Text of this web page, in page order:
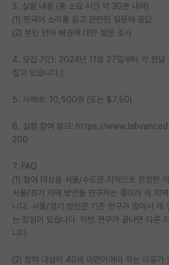
PI 전용 게시판
인문사회 계열 게시판
특수/전문대학원 게시판
학술 정보 게시판
커리어
유학교육
이벤트
반도체 아카데미
3. 실험 내용 (총 소요 시간 약 30분 내외)
(1) 한국어 소리를 듣고 관련된 질문에 응답
(2) 본인 언어 배경에 대한 설문 조사
4. 모집 기간: 2024년 11월 27일부터 약 한달
잡고 있습니다.)
5. 사례비: 10,500원 (또는 $7.50)
6. 실험 참여 링크: https://
200
7. FAQ
(1) 참여 대상을 서울/수도권 지역으로 한정한
서울/경기 지역 방언을 연구하는 중이라 이 지
니다. 서울/경기 방언은 기존 연구가 많아서 제
는 장점이 있습니다. 이번 연구가 끝나면 다른
니다.
(2) 참여 대상이 40세 미만이여야 하는 이유가